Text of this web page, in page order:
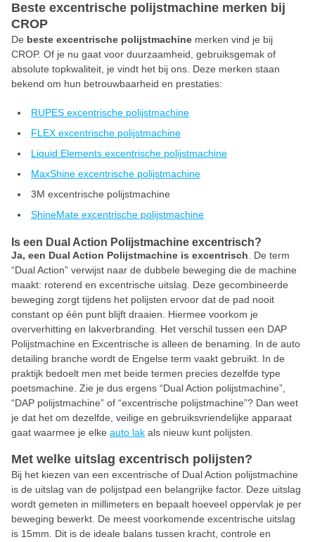
Beste excentrische polijstmachine merken bij
CROP
De beste excentrische polijstmachine merken vind je bij
CROP. Of je nu gaat voor duurzaamheid, gebruiksgemak of
absolute topkwaliteit, je vindt het bij ons. Deze merken staan
bekend om hun betrouwbaarheid en prestaties:
RUPES excentrische polijstmachine
FLEX excentrische polijstmachine
Liquid Elements excentrische polijstmachine
MaxShine excentrische polijstmachine
3M excentrische polijstmachine
ShineMate excentrische polijstmachine
Is een Dual Action Polijstmachine excentrisch?
Ja, een Dual Action Polijstmachine is excentrisch . De term
“Dual Action” verwijst naar de dubbele beweging die de machine
maakt: roterend en excentrische uitslag. Deze gecombineerde
beweging zorgt tijdens het polijsten ervoor dat de pad nooit
constant op één punt blijft draaien. Hiermee voorkom je
oververhitting en lakverbranding. Het verschil tussen een DAP
Polijstmachine en Excentrische is alleen de benaming. In de auto
detailing branche wordt de Engelse term vaakt gebruikt. In de
praktijk bedoelt men met beide termen precies dezelfde type
poetsmachine. Zie je dus ergens “Dual Action polijstmachine”,
“DAP polijstmachine” of “excentrische polijstmachine”? Dan weet
je dat het om dezelfde, veilige en gebruiksvriendelijke apparaat
gaat waarmee je elke auto lak als nieuw kunt polijsten.
Met welke uitslag excentrisch polijsten?
Bij het kiezen van een excentrische of Dual Action polijstmachine
is de uitslag van de polijstpad een belangrijke factor. Deze uitslag
wordt gemeten in millimeters en bepaalt hoeveel oppervlak je per
beweging bewerkt. De meest voorkomende excentrische uitslag
is 15mm. Dit is de ideale balans tussen kracht, controle en